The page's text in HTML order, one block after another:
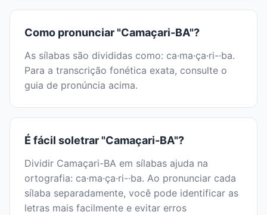
Como pronunciar "Camaçari-BA"?
As sílabas são divididas como: ca·ma·ça·ri-·ba.
Para a transcrição fonética exata, consulte o
guia de pronúncia acima.
É fácil soletrar "Camaçari-BA"?
Dividir Camaçari-BA em sílabas ajuda na
ortografia: ca·ma·ça·ri-·ba. Ao pronunciar cada
sílaba separadamente, você pode identificar as
letras mais facilmente e evitar erros